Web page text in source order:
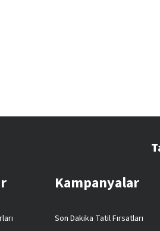
Kampanyalar
Son Dakika Tatil Fırsatları